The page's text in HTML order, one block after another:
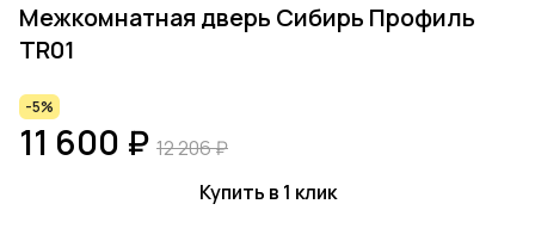
Межкомнатная дверь Сибирь Профиль
TR01
-5%
11 600 ₽ 12 206 ₽
Купить в 1 клик